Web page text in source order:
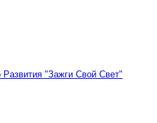
"Зажги Свой Свет"